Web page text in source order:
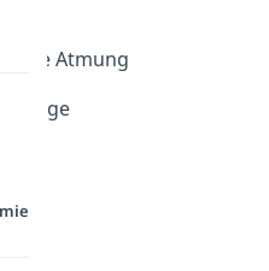
Atmung
Lunge